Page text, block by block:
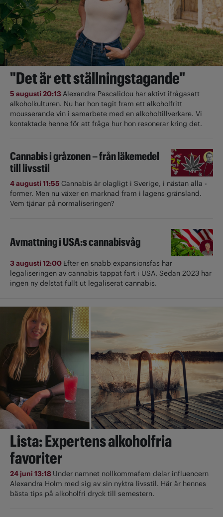
"Det är ett ställningstagande"
5 augusti 20:13Alexandra Pascalidou har aktivt ifrågasatt
alkoholkulturen. Nu har hon tagit fram ett alkoholfritt
mousserande vin i samarbete med en alkoholtillverkare. Vi
kontaktade henne för att fråga hur hon resonerar kring det.
Cannabis i gråzonen – från läkemedel
till livsstil
4 augusti 11:55 Cannabis är olagligt i ­Sverige, i nästan alla ­
former. Men nu växer en marknad fram i lagens gränsland.
Vem tjänar på normaliseringen?
Avmattning i USA:s cannabisvåg
3 augusti 12:00 Efter en snabb expansionsfas har
legaliseringen av cannabis tappat fart i USA. Sedan 2023 har
ingen ny delstat fullt ut ­legaliserat cannabis.
Lista: Expertens alkoholfria
favoriter
24 juni 13:18 Under namnet nollkommafem delar influencern
Alexandra Holm med sig av sin nyktra livsstil. Här är hennes
bästa tips på alkoholfri dryck till semestern.